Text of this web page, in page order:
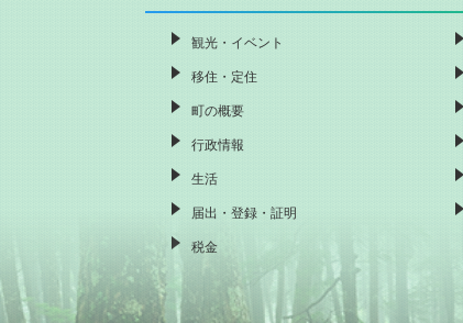
観光・イベント
移住・定住
町の概要
行政情報
生活
届出・登録・証明
税金